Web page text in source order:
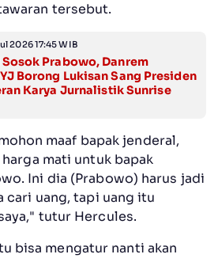
tersebut.
2026 17:45 WIB
Prabowo, Danrem
Borong Lukisan Sang Presiden
Karya Jurnalistik Sunrise
maaf bapak jenderal,
mati untuk bapak
Ini dia (Prabowo) harus jadi
cari uang, tapi uang itu
tutur Hercules.
mengatur nanti akan